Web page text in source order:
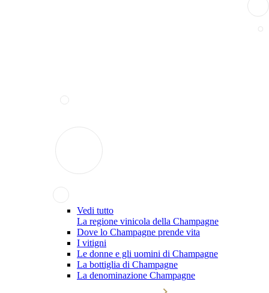
Vedi tutto
La regione vinicola della Champagne
Dove lo Champagne prende vita
I vitigni
Le donne e gli uomini di Champagne
La bottiglia di Champagne
La denominazione Champagne